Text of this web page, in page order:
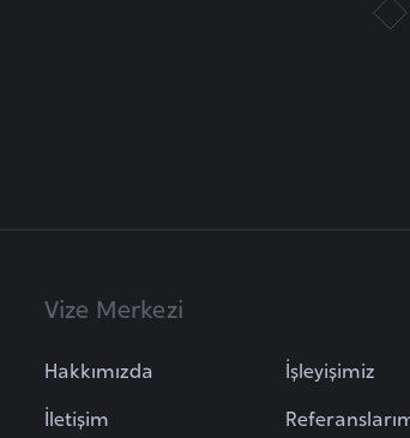
Vize Merkezi
Hakkımızda
İletişim
İşleyişimiz